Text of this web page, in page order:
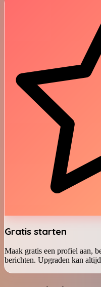
Gratis starten
Maak gratis een profiel aan,
berichten. Upgraden kan